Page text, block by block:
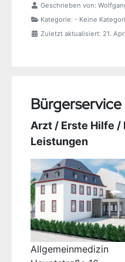
Geschrieben von:
Kategorie: - Keine
Zuletzt aktualisiert: 21.
Bürgerservice
Arzt / Erste Hilfe /
Leistungen
Allgemeinmedizin